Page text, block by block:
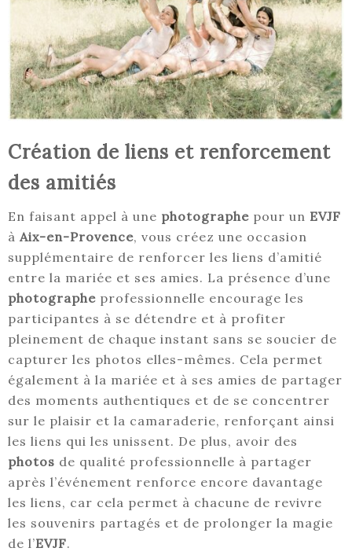
Création de liens et renforcement
des amitiés
En faisant appel à une photographe pour un EVJF
à Aix-en-Provence, vous créez une occasion
supplémentaire de renforcer les liens d’amitié
entre la mariée et ses amies. La présence d’une
photographe professionnelle encourage les
participantes à se détendre et à profiter
pleinement de chaque instant sans se soucier de
capturer les photos elles-mêmes. Cela permet
également à la mariée et à ses amies de partager
des moments authentiques et de se concentrer
sur le plaisir et la camaraderie, renforçant ainsi
les liens qui les unissent. De plus, avoir des
photos de qualité professionnelle à partager
après l’événement renforce encore davantage
les liens, car cela permet à chacune de revivre
les souvenirs partagés et de prolonger la magie
de l’EVJF.